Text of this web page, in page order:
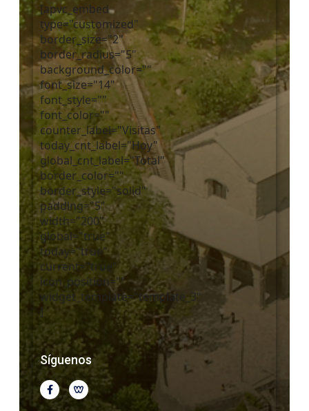
[apvc_embed
type="customized"
border_size="2"
border_radius="5"
background_color=""
font_size="14"
font_style=""
font_color=""
counter_label="Visitas"
today_cnt_label="Hoy"
global_cnt_label="Total"
border_color=""
border_style="solid"
padding="5"
width="200"
global="true"
today="true"
current="true"
icon_position=""
widget_template="template_3"
]
Síguenos